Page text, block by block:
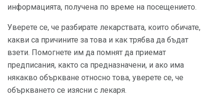
информацията, получена по време на посещението.
Уверете се, че разбирате лекарствата, които обичате,
какви са причините за това и как трябва да бъдат
взети. Помогнете им да помнят да приемат
предписания, както са предназначени, и ако има
някакво объркване относно това, уверете се, че
объркването се изясни с лекаря.